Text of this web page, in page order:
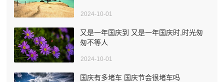
2024-10-01
又是一年国庆到 又是一年国庆时,时光匆
匆不等人
2024-10-01
国庆有多堵车 国庆节会很堵车吗